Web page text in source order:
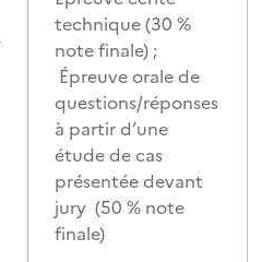
technique (30 %
note finale) ;
Épreuve orale de
questions/réponses
à partir d’une
étude de cas
présentée devant
jury (50 % note
finale)